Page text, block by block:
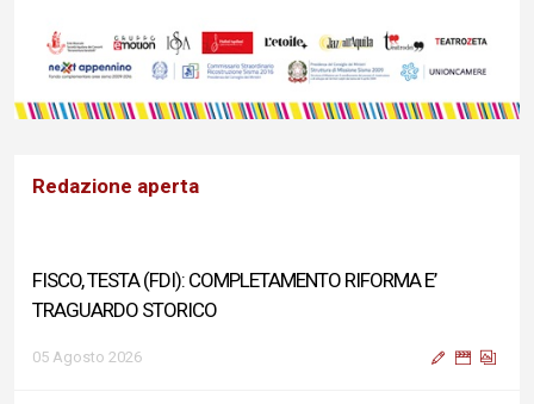
Redazione aperta
FISCO, TESTA (FDI): COMPLETAMENTO RIFORMA E’
TRAGUARDO STORICO
05 Agosto 2026